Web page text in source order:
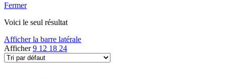
Fermer
Voici le seul résultat
Afficher la barre latérale
Afficher9 12 18 24